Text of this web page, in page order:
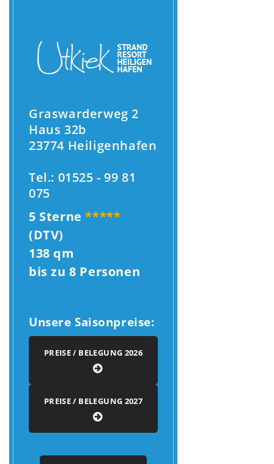
Graswarderweg 2
Haus 32b
23774 Heiligenhafen
Tel.: 01525 - 99 81
075
5 Sterne*****
(DTV)
138 qm
bis zu 8 Personen
Unsere Saisonpreise:
PREISE / BELEGUNG 2026
PREISE / BELEGUNG 2027